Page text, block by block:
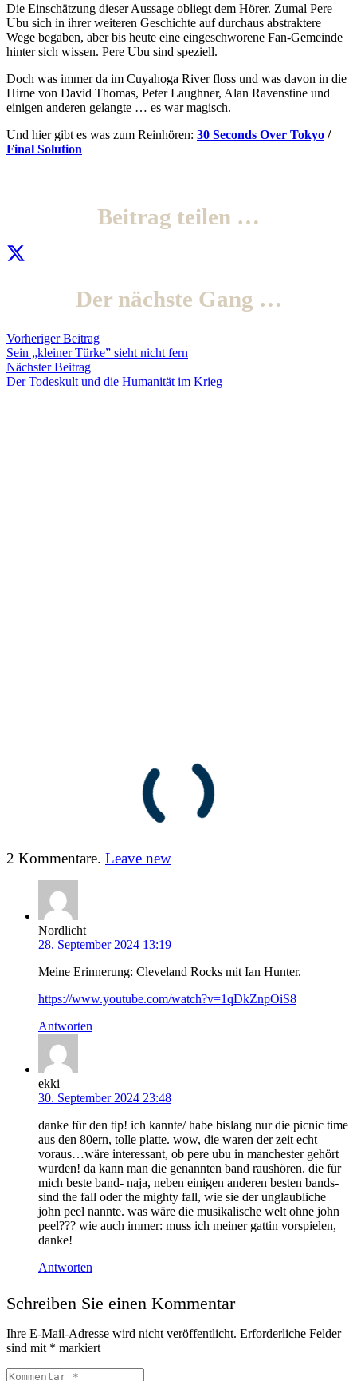
Die Einschätzung dieser Aussage obliegt dem Hörer. Zumal Pere
Ubu sich in ihrer weiteren Geschichte auf durchaus abstraktere
Wege begaben, aber bis heute eine eingeschworene Fan-Gemeinde
hinter sich wissen. Pere Ubu sind speziell.
Doch was immer da im Cuyahoga River floss und was davon in die
Hirne von David Thomas, Peter Laughner, Alan Ravenstine und
einigen anderen gelangte … es war magisch.
Und hier gibt es was zum Reinhören: 30 Seconds Over Tokyo /
Final Solution
Beitrag teilen …
Der nächste Gang …
Vorheriger Beitrag
Sein „kleiner Türke” sieht nicht fern
Nächster Beitrag
Der Todeskult und die Humanität im Krieg
2 Kommentare. Leave new
Nordlicht
28. September 2024 13:19
Meine Erinnerung: Cleveland Rocks mit Ian Hunter.
https://www.youtube.com/watch?v=1qDkZnpOiS8
Antworten
ekki
30. September 2024 23:48
danke für den tip! ich kannte/ habe bislang nur die picnic time
aus den 80ern, tolle platte. wow, die waren der zeit echt
voraus…wäre interessant, ob pere ubu in manchester gehört
wurden! da kann man die genannten band raushören. die für
mich beste band- naja, neben einigen anderen besten bands-
sind the fall oder the mighty fall, wie sie der unglaubliche
john peel nannte. was wäre die musikalische welt ohne john
peel??? wie auch immer: muss ich meiner gattin vorspielen,
danke!
Antworten
Schreiben Sie einen Kommentar
Ihre E-Mail-Adresse wird nicht veröffentlicht. Erforderliche Felder
sind mit * markiert